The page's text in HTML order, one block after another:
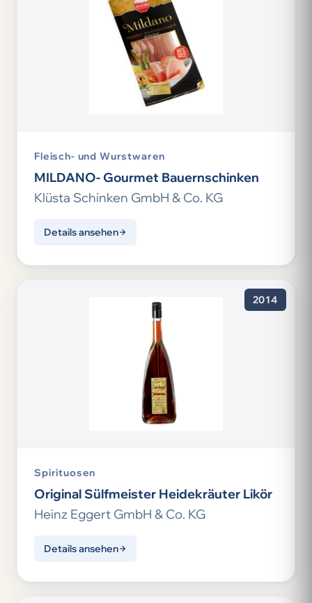
Fleisch- und Wurstwaren
MILDANO- Gourmet Bauernschinken
Klüsta Schinken GmbH & Co. KG
Details ansehen
2014
Spirituosen
Original Sülfmeister Heidekräuter Likör
Heinz Eggert GmbH & Co. KG
Details ansehen